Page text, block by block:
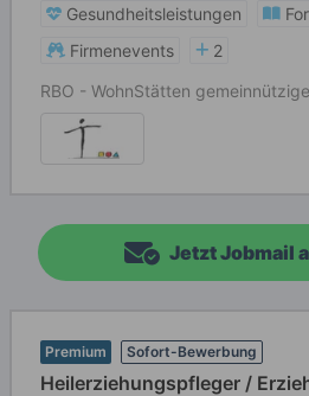
Gesundheitsleistungen
Firmenevents
2
RBO - WohnStätten
Jetzt Jobmail
Premium Sofort-Bewerbung
Heilerziehungspfleger /